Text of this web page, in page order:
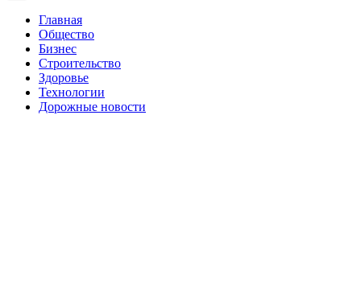
Главная
Общество
Бизнес
Строительство
Здоровье
Технологии
Дорожные новости